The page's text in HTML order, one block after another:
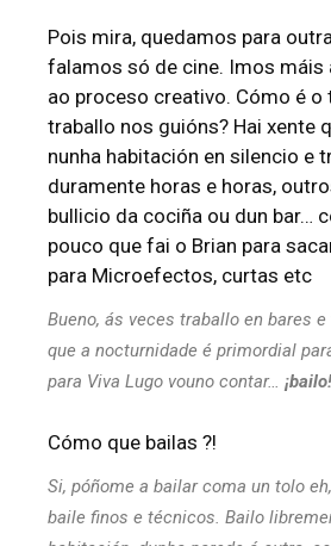
Pois mira, quedamos para
falamos só de cine. Imos máis
ao proceso creativo. Cómo é o
traballo nos guións? Hai xente
nunha habitación en silencio e
duramente horas e horas,
bullicio da cociña ou dun bar…
pouco que fai o Brian para
para Microefectos, curtas etc
Bueno, ás veces traballo en bares
que a nocturnidade é primordial
para Viva Lugo vouno contar…
¡bailo!
Cómo que bailas ?!
Si, póñome a bailar coma un tolo
baile finos e técnicos. Bailo